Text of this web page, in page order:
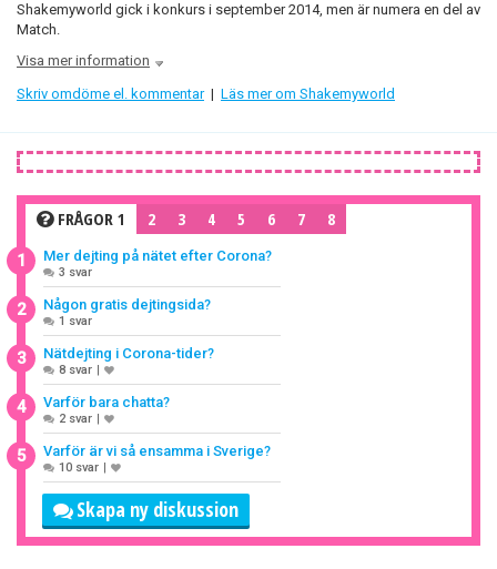
Shakemyworld gick i konkurs i september 2014, men är numera en del av
Match.
Visa mer information
Skriv omdöme el. kommentar| Läs mer om Shakemyworld
FRÅGOR 1 2 3 4 5 6 7 8
1 Mer dejting på nätet efter Corona?
3 svar
2 Någon gratis dejtingsida?
1 svar
3 Nätdejting i Corona-tider?
8 svar
4 Varför bara chatta?
2 svar
5 Varför är vi så ensamma i Sverige?
10 svar
Skapa ny diskussion